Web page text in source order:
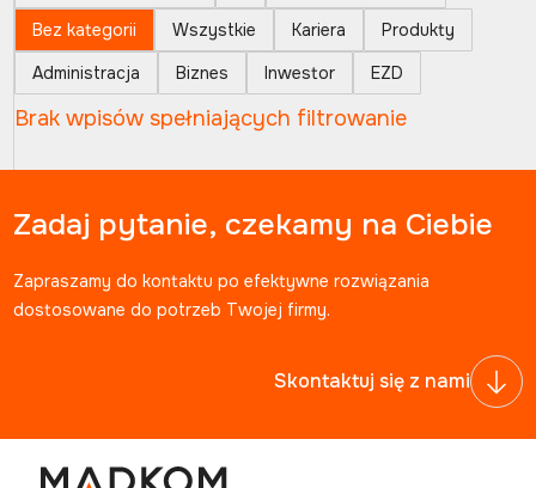
Bez kategorii
Wszystkie Kariera
Produkty
Administracja
Biznes Inwestor EZD
Brak wpisów spełniających filtrowanie
Zadaj pytanie, czekamy na Ciebie
Zapraszamy do kontaktu po efektywne rozwiązania
dostosowane do potrzeb Twojej firmy.
Skontaktuj się z nami